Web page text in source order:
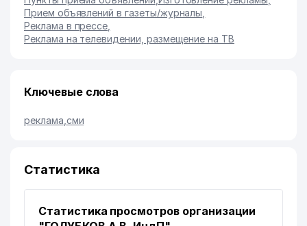
Прием объявлений в газеты/журналы
Реклама в прессе
Реклама на телевидении, размещение на ТВ
Ключевые слова
реклама сми
Статистика
Статистика просмотров организации